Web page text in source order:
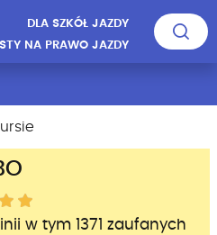
DLA SZKÓŁ JAZDY
NA PRAWO JAZDY
w tym 1371 zaufanych